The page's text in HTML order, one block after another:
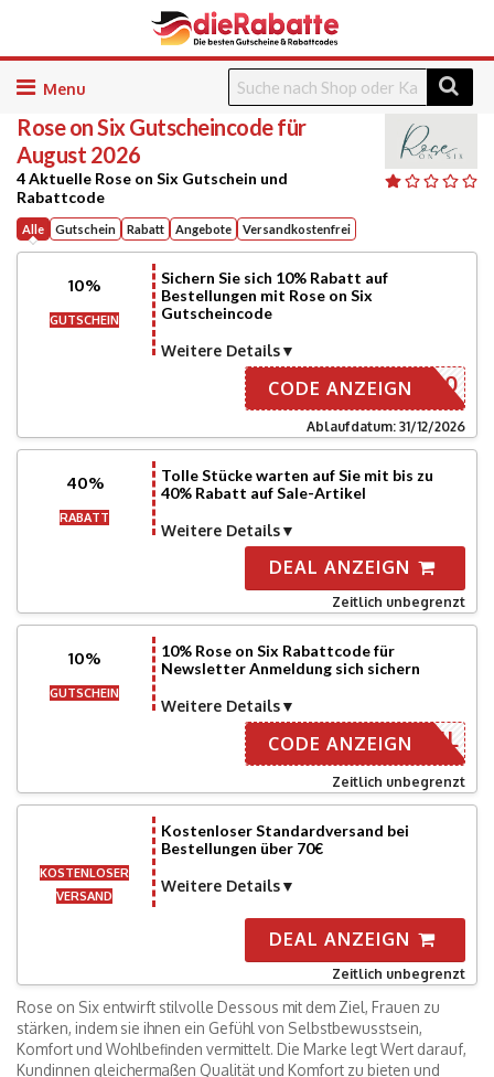
Skip
content
Rose on SixGutscheincode für
August 2026
4 Aktuelle Rose on Six Gutschein und
Rabattcode
Alle Gutschein Rabatt Angebote Versandkostenfrei
10%
GUTSCHEIN
Sichern Sie sich 10% Rabatt auf
Bestellungen mit Rose on Six
Gutscheincode
Weitere Details
SIXAFF10
CODE ANZEIGN
Ablaufdatum: 31/12/2026
40%
RABATT
Tolle Stücke warten auf Sie mit bis zu
40% Rabatt auf Sale-Artikel
Weitere Details
DEAL ANZEIGN
Zeitlich unbegrenzt
10%
GUTSCHEIN
10% Rose on Six Rabattcode für
Newsletter Anmeldung sich sichern
Weitere Details
R E-MAIL
CODE ANZEIGN
Zeitlich unbegrenzt
KOSTENLOSER
VERSAND
Kostenloser Standardversand bei
Bestellungen über 70€
Weitere Details
DEAL ANZEIGN
Zeitlich unbegrenzt
Rose on Six entwirft stilvolle Dessous mit dem Ziel, Frauen zu
stärken, indem sie ihnen ein Gefühl von Selbstbewusstsein,
Komfort und Wohlbefinden vermittelt. Die Marke legt Wert darauf,
Kundinnen gleichermaßen Qualität und Komfort zu bieten und